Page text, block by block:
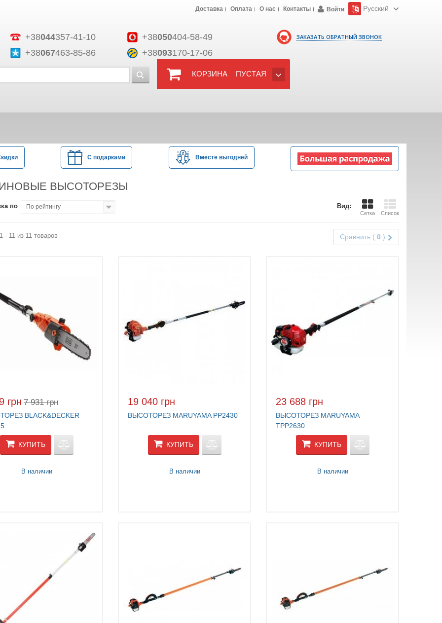
ЗАКАЗАТЬ ОБРАТНЫЙ ЗВОНОК
+38044357-41-10 +38050404-58-49
+38067463-85-86 +38093170-17-06
Доставка Оплата О нас Контакты Войти Русский
КОРЗИНА ПУСТАЯ
С подарками Вместе выгодней
ВЫСОТОРЕЗЫ
Вид:
Сетка Список
по По рейтингу
Сравнить ( 0 )
- 11 из 11 товаров
грн 7 931 грн
BLACK&DECKER
КУПИТЬ
В наличии
19 040 грн
ВЫСОТОРЕЗ MARUYAMA PP2430
КУПИТЬ
В наличии
23 688 грн
ВЫСОТОРЕЗ MARUYAMA
TPP2630
КУПИТЬ
В наличии